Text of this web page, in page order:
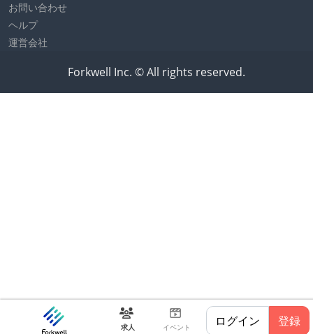
求人 イベント ログイン 登録
お問い合わせ
ヘルプ
運営会社
Forkwell Inc. © All rights reserved.